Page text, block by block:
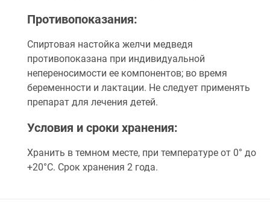
Противопоказания:
Спиртовая настойка желчи медведя
противопоказана при индивидуальной
непереносимости ее компонентов; во время
беременности и лактации. Не следует применять
препарат для лечения детей.
Условия и сроки хранения:
Хранить в темном месте, при температуре от 0° до
+20°С. Срок хранения 2 года.